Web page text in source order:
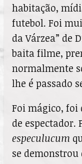
habitação,
futebol. Foi
da Várzea” de
baita filme,
normalmente
lhe é passado
Foi mágico, foi
de espectador.
especulucum
se demonstrou